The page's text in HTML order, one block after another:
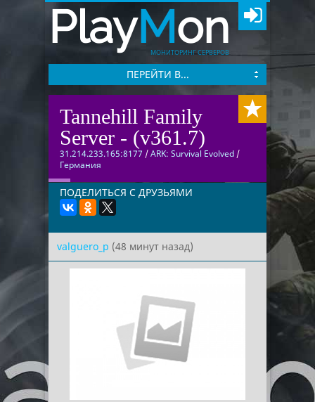
PlayMon
МОНИТОРИНГ СЕРВЕРОВ
ПЕРЕЙТИ В...
Tannehill Family
Server - (v361.7)
31.214.233.165:8177 /ARK: Survival Evolved /
Германия
ПОДЕЛИТЬСЯ С ДРУЗЬЯМИ
valguero_p (48 минут назад)